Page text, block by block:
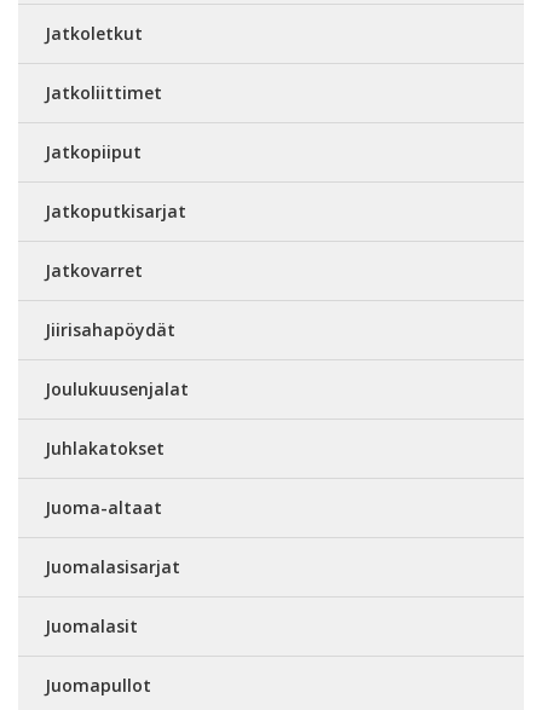
Jatkoletkut
Jatkoliittimet
Jatkopiiput
Jatkoputkisarjat
Jatkovarret
Jiirisahapöydät
Joulukuusenjalat
Juhlakatokset
Juoma-altaat
Juomalasisarjat
Juomalasit
Juomapullot